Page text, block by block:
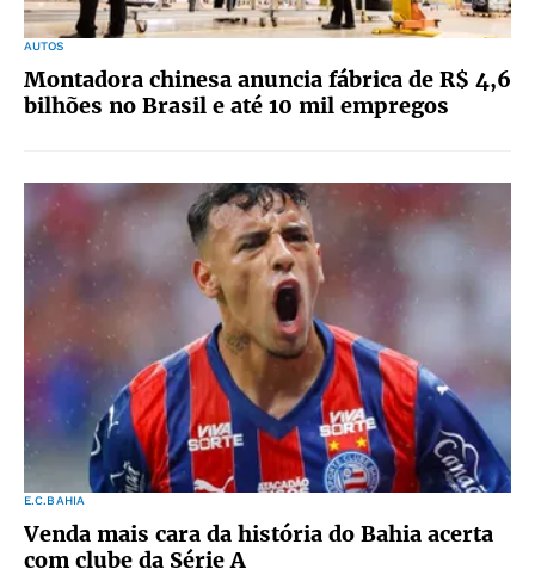
AUTOS
Montadora chinesa anuncia fábrica de R$ 4,6
bilhões no Brasil e até 10 mil empregos
E.C.BAHIA
Venda mais cara da história do Bahia acerta
com clube da Série A